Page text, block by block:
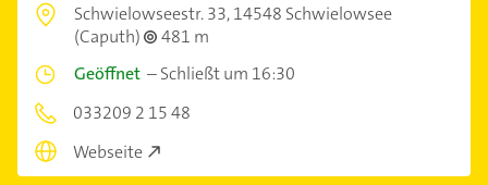
Schwielowseestr. 33,14548 Schwielowsee
(Caputh)
481 m
Geöffnet –Schließt um 16:30
033209 2 15 48
Webseite